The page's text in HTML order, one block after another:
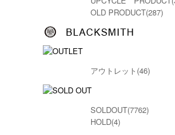
OLD PRODUCT(287)
アウトレット(46)
SOLDOUT(7762)
HOLD(4)